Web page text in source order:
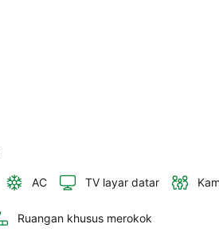
AC TV layar datar
Ruangan khusus merokok